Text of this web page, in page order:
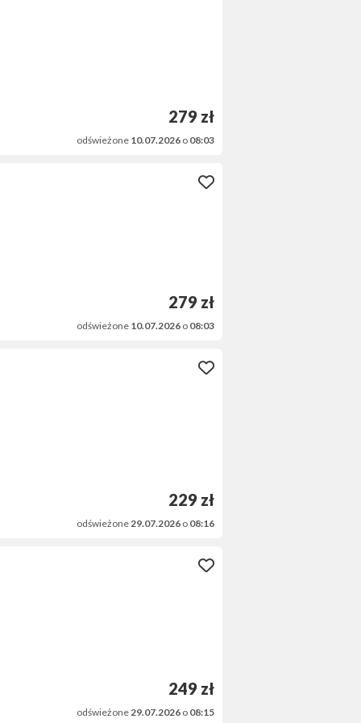
279 zł
odświeżone 10.07.2026 o 08:03
279 zł
odświeżone 10.07.2026 o 08:03
229 zł
odświeżone29.07.2026 o 08:16
249 zł
odświeżone 29.07.2026 o 08:15